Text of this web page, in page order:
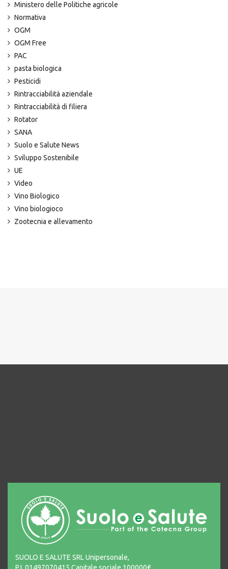
Ministero delle Politiche agricole
Normativa
OGM
OGM Free
PAC
pasta biologica
Pesticidi
Rintracciabilità aziendale
Rintracciabilità di filiera
Rotator
SANA
Suolo e Salute News
Sviluppo Sostenibile
UE
Video
Vino Biologico
Vino biologioco
Zootecnia e allevamento
SUOLO E SALUTE SRL Unipersonale,